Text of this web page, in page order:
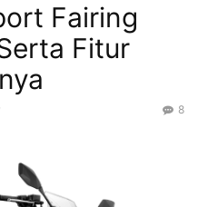
Fairing
Fitur
8